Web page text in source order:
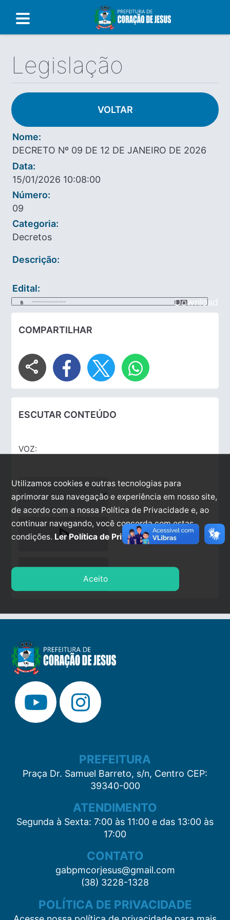
Legislação
VOLTAR
Nome:
DECRETO Nº 09 DE 12 DE JANEIRO DE 2026
Data:
15/01/2026 10:08:00
Número:
09
Categoria:
Decretos
Descrição:
Edital:
2026-01-15-10-10-10-decreto-09-de-2026.pdf Download
COMPARTILHAR
share
ESCUTAR CONTEÚDO
VOZ:
play_arrow
stop
PREFEITURA
Praça Dr. Samuel Barreto, s/n, Centro CEP:
39340-000
ATENDIMENTO
Segunda à Sexta: 7:00 às 11:00 e das 13:00 às
17:00
CONTATO
gabpmcorjesus@gmail.com
(38) 3228-1328
POLÍTICA DE PRIVACIDADE
Utilizamos cookies e outras tecnologias para
aprimorar sua navegação e experiência em nosso site,
de acordo com a nossa Política de Privacidade e, ao
continuar navegando, você concorda com estas
condições. Ler Política de Privacidade.
Aceito